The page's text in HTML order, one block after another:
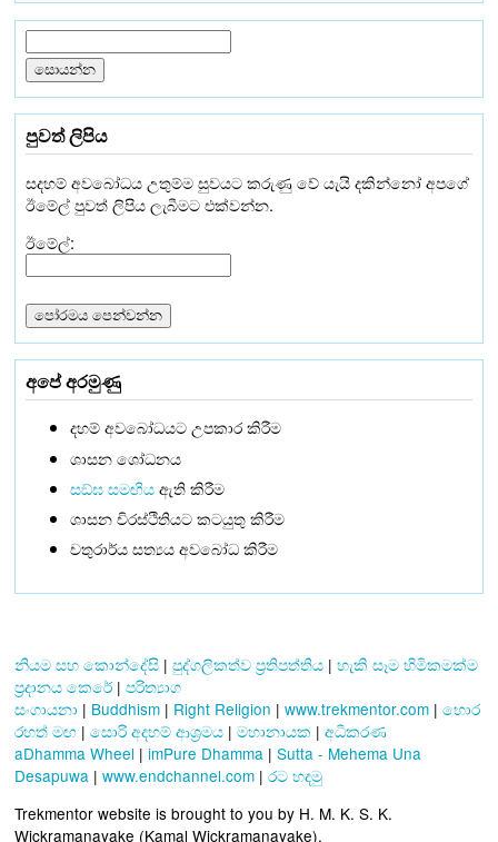
පුවත් ලිපිය
සදහම් අවබෝධය උතුම්ම සුවයට කරුණු වේ යැයි දකින්නෝ අපගේ
ඊමේල් පුවත් ලිපිය ලැබීමට එක්වන්න.
ඊමේල්:
අපේ අරමුණු
දහම් අවබෝධයට උපකාර කිරීම
ශාසන ශෝධනය
සඞ්‌ඝ සමඟියඇති කිරීම
ශාසන චිරස්ථිතියට කටයුතු කිරීම
චතුරාර්ය සත්‍යය අවබෝධ කිරීම
නියම සහ කොන්දේසි | පුද්ගලිකත්ව ප්‍රතිපත්තිය | හැකි සෑම හිමිකමක්ම
ප්‍රදානය කෙරේ | පරිත්‍යාග
සංගායනා | Buddhism | Right Religion | www.trekmentor.com | හොර
රහත් මඟ | සොරි අදහම් ආශ්‍රමය | මහානායක | අධිකරණ
aDhamma Wheel | imPure Dhamma | Sutta - Mehema Una
Desapuwa | www.endchannel.com | රට හදමු
Trekmentor website is brought to you by H. M. K. S. K.
Wickramanayake (Kamal Wickramanayake).